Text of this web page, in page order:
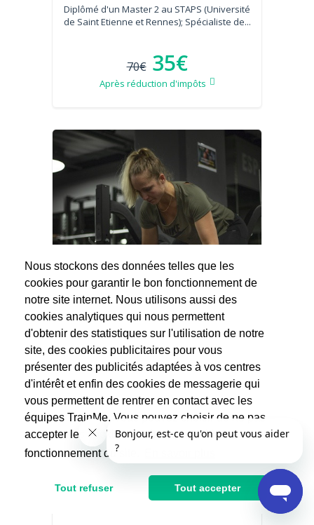
Diplômé d'un Master 2 au STAPS (Université
de Saint Etienne et Rennes); Spécialiste de...
70€ 35€
Après réduction d'impôts
Sabrina
Musculation
(60 avis)
*INFOS : Merci de me contacter via la
messagerie TrainMe avant toute
réservation pour que...
42.5€
Après réduction d'impôts
Nous stockons des données telles que les
cookies pour garantir le bon fonctionnement de
notre site internet. Nous utilisons aussi des
cookies analytiques qui nous permettent
d'obtenir des statistiques sur l'utilisation de notre
site, des cookies publicitaires pour vous
présenter des publicités adaptées à vos centres
d'intérêt et enfin des cookies de messagerie qui
vous permettent de rentrer en contact avec les
équipes TrainMe. Vous pouvez choisir de ne pas
accepter les cookies non indispensables au
fonctionnement du site.
Tout refuser Tout accepter